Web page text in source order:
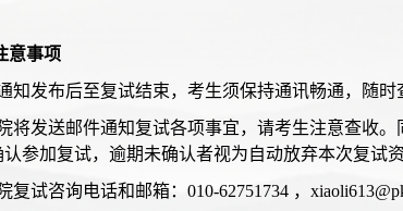
意事项
知发布后至复试结束，考生须保持通讯畅通，随时
将发送邮件通知复试各项事宜，请考生注意查收
参加复试，逾期未确认者视为自动放弃本次复试资
复试咨询电话和邮箱：010-62751734 ，